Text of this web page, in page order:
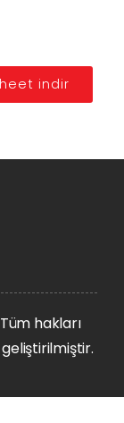
indir
hakları